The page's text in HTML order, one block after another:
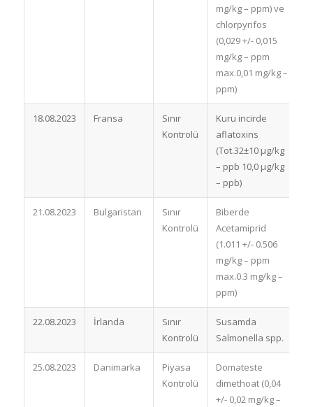
mg/kg – ppm) ve
chlorpyrifos
(0,029 +/- 0,015
mg/kg – ppm
max.0,01 mg/kg –
ppm)
18.08.2023 Fransa
Sınır
Kontrolü
Kuru incirde
aflatoxins
(Tot.32±10 µg/kg
– ppb 10,0 µg/kg
– ppb)
21.08.2023 Bulgaristan
Sınır
Kontrolü
Biberde
Acetamiprid
(1.011 +/- 0.506
mg/kg – ppm
max.0.3 mg/kg –
ppm)
22.08.2023 İrlanda
Sınır
Kontrolü
Susamda
Salmonella spp.
25.08.2023 Danimarka
Piyasa
Kontrolü
Domateste
dimethoat (0,04
+/- 0,02 mg/kg –